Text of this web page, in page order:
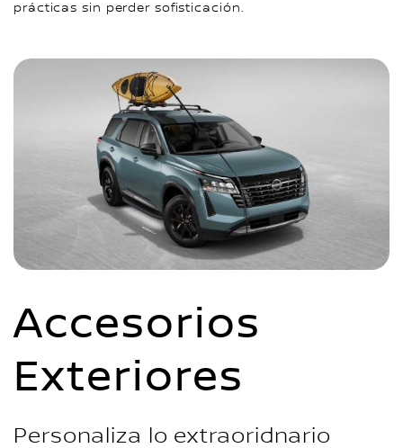
prácticas sin perder sofisticación.
Accesorios
Exteriores
Personaliza lo extraoridnario